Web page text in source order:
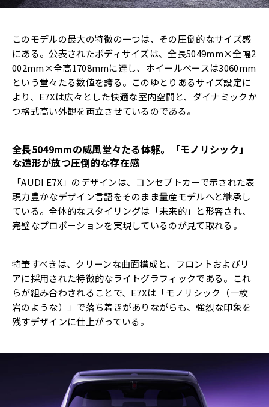
このモデルの最大の特徴の一つは、その圧倒的なサイズ感
にある。公表されたボディサイズは、全長5049mm×全幅2
002mm×全高1708mmに達し、ホイールベースは3060mm
という堂々たる数値を誇る。このゆとりあるサイズ設定に
より、E7Xは広々とした快適な室内空間と、ダイナミックか
つ格式高い外観を両立させているのである。
全長5049mmの威風堂々たる体躯。「モノリシック」
な造形が放つ圧倒的な存在感
「AUDI E7X」のデザインは、コンセプトカーで示された表
現力豊かなデザイン言語をそのまま量産モデルへと継承し
ている。全体的なスタイリングは「未来的」と形容され、
完璧なプロポーションを実現しているのが見て取れる。
特筆すべきは、クリーンな曲面構成と、フロントおよびリ
アに採用された特徴的なライトグラフィックである。これ
らが組み合わされることで、E7Xは「モノリシック（一枚
岩のような）」で落ち着きがありながらも、強烈な印象を
残すデザインに仕上がっている。